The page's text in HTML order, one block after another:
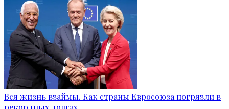
Вся жизнь взаймы. Как страны Евросоюза погрязли в